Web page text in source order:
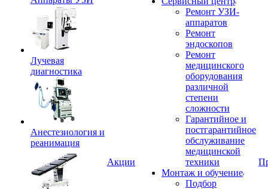
Лучевая
диагностика
Анестезиология и
реанимация
Акции
Ремонт УЗИ-
аппаратов
Ремонт
эндоскопов
Ремонт
медицинского
оборудования
различной
степени
сложности
Гарантийное и
постгарантийное
обслуживание
медицинской
техники
Монтаж и обучение
Подбор